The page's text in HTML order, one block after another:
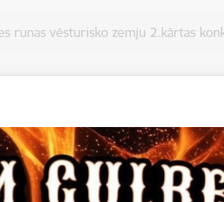
runas vēsturisko zemju 2.kārtas
konkurss “Dziesmu dziedu,